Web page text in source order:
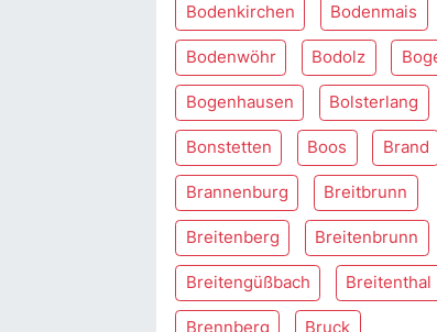
Bodenkirchen Bodenmais
Bodenwöhr Bodolz
Bogenhausen Bolsterlang
Bonstetten Boos Brand
Brannenburg Breitbrunn
Breitenberg Breitenbrunn
Breitengüßbach Breitenthal
Brennberg Bruck